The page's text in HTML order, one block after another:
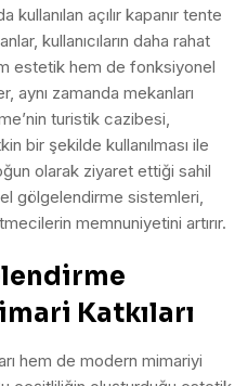
kullanılan açılır kapanır tente
kullanıcıların daha rahat
estetik hem de fonksiyonel
aynı zamanda mekanları
turistik cazibesi,
bir şekilde kullanılması ile
olarak ziyaret ettiği sahil
gölgelendirme sistemleri,
memnuniyetini artırır.
Katkıları
hem de modern mimariyi